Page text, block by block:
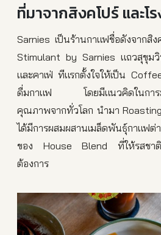
ที่มาจากสิงคโปร์ และโ
Sarnies เป็นร้านกาแฟชื่อดังจากสิ
Stimulant by Sarnies แถวสุขุมวิ
และคาเฟ่ ทีแรกตั้งใจให้เป็น
ดื่มกาแฟ โดยมีแนวคิดในการมุ่ง
คุณภาพจากทั่วโลก นำมา
ได้มีการผสมผสานเมล็ดพันธุ์กาแฟต่
ของ House Blend ที่ให้รสชาติ
ต้องการ